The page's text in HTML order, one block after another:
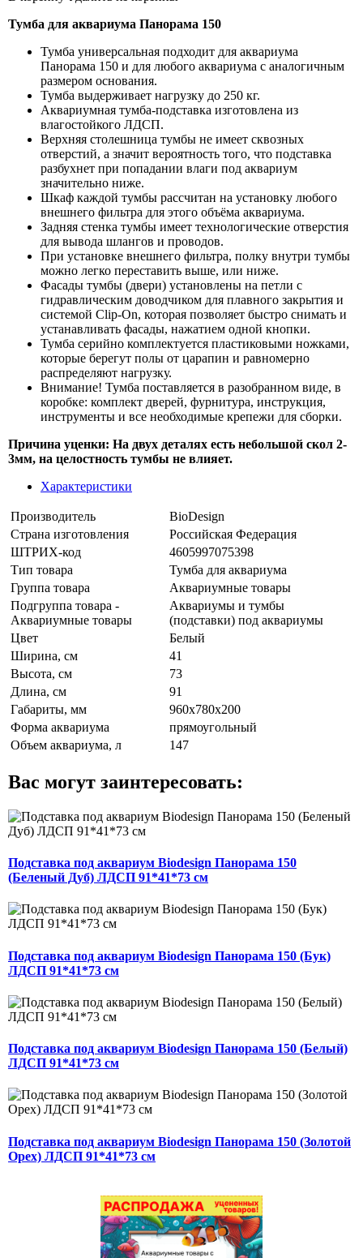
Тумба для аквариума Панорама 150
Тумба универсальная подходит для аквариума
Панорама 150 и для любого аквариума с аналогичным
размером основания.
Тумба выдерживает нагрузку до 250 кг.
Аквариумная тумба-подставка изготовлена из
влагостойкого ЛДСП.
Верхняя столешница тумбы не имеет сквозных
отверстий, а значит вероятность того, что подставка
разбухнет при попадании влаги под аквариум
значительно ниже.
Шкаф каждой тумбы рассчитан на установку любого
внешнего фильтра для этого объёма аквариума.
Задняя стенка тумбы имеет технологические отверстия
для вывода шлангов и проводов.
При установке внешнего фильтра, полку внутри тумбы
можно легко переставить выше, или ниже.
Фасады тумбы (двери) установлены на петли с
гидравлическим доводчиком для плавного закрытия и
системой Clip-On, которая позволяет быстро снимать и
устанавливать фасады, нажатием одной кнопки.
Тумба серийно комплектуется пластиковыми ножками,
которые берегут полы от царапин и равномерно
распределяют нагрузку.
Внимание! Тумба поставляется в разобранном виде, в
коробке: комплект дверей, фурнитура, инструкция,
инструменты и все необходимые крепежи для сборки.
Причина уценки: На двух деталях есть небольшой скол 2-
3мм, на целостность тумбы не влияет.
Характеристики
Производитель
BioDesign
Страна изготовления
Российская Федерация
ШТРИХ-код
4605997075398
Тип товара
Тумба для аквариума
Группа товара
Аквариумные товары
Подгруппа товара -
Аквариумные товары
Аквариумы и тумбы
(подставки) под аквариумы
Цвет
Белый
Ширина, см
41
Высота, см
73
Длина, см
91
Габариты, мм
960х780х200
Форма аквариума
прямоугольный
Объем аквариума, л
147
Вас могут заинтересовать:
Подставка под аквариум Biodesign Панорама 150
(Беленый Дуб) ЛДСП 91*41*73 см
Подставка под аквариум Biodesign Панорама 150 (Бук)
ЛДСП 91*41*73 см
Подставка под аквариум Biodesign Панорама 150 (Белый)
ЛДСП 91*41*73 см
Подставка под аквариум Biodesign Панорама 150 (Золотой
Орех) ЛДСП 91*41*73 см